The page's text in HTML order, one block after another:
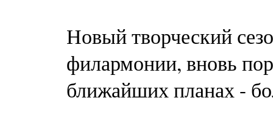
Новый творческий
филармонии, вновь
ближайших планах -